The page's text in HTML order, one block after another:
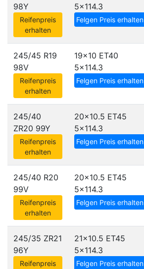
98Y
Reifenpreis
erhalten
5x114.3
Felgen Preis erhalten
245/45 R19
98V
Reifenpreis
erhalten
19x10 ET40
5x114.3
Felgen Preis erhalten
245/40
ZR20 99Y
Reifenpreis
erhalten
20x10.5 ET45
5x114.3
Felgen Preis erhalten
245/40 R20
99V
Reifenpreis
erhalten
20x10.5 ET45
5x114.3
Felgen Preis erhalten
245/35 ZR21
96Y
Reifenpreis
21x10.5 ET45
5x114.3
Felgen Preis erhalten